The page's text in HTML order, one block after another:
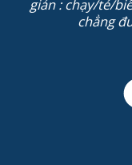
giản : chạy/té/
chẳng